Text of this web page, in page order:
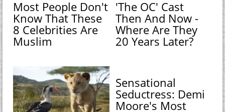
Most People Don't
Know That These
8 Celebrities Are
Muslim
'The OC' Cast
Then And Now -
Where Are They
20 Years Later?
Sensational
Seductress: Demi
Moore's Most